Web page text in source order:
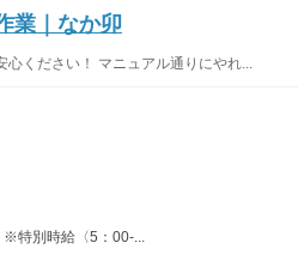
業｜なか卯
ください！ マニュアル通りにやれ...
※特別時給〈5：00-...